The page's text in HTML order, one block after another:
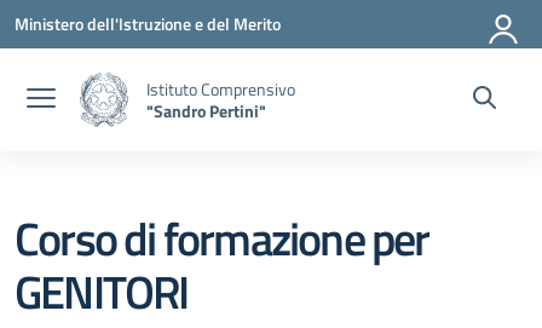
Vai ai contenuti
Vai al menu di navigazione
Vai al footer
Ministero dell'Istruzione e del Merito
Istituto Comprensivo
"Sandro Pertini"
Corso di formazione per
GENITORI